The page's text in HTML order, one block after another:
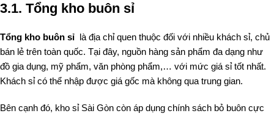
3.1. Tổng kho buôn sỉ
Tổng kho buôn sỉ là địa chỉ quen thuộc đối với nhiều khách sỉ, chủ
bán lẻ trên toàn quốc. Tại đây, nguồn hàng sản phẩm đa dạng như
đồ gia dụng, mỹ phẩm, văn phòng phẩm,… với mức giá sỉ tốt nhất.
Khách sỉ có thể nhập được giá gốc mà không qua trung gian.
Bên cạnh đó, kho sỉ Sài Gòn còn áp dụng chính sách bỏ buôn cực